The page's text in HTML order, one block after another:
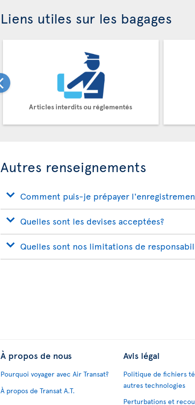
Liens utiles sur les bagages
Articles interdits ou réglementés
Autres renseignements
Comment puis-je prépayer
Quelles sont les devises acceptées?
Quelles sont nos limitations de
À propos de nous
Pourquoi voyager avec Air Transat?
À propos de Transat A.T.
Avis légal
Politique de fichiers
autres technologies
Perturbations et